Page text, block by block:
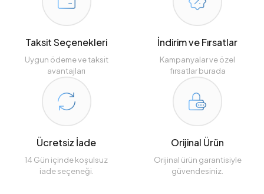
Taksit Seçenekleri
Uygun ödeme ve taksit
avantajları
İndirim ve Fırsatlar
Kampanyalar ve özel
fırsatlar burada
Ücretsiz İade
14 Gün içinde koşulsuz
iade seçeneği.
Orijinal Ürün
Orijinal ürün garantisiyle
güvendesiniz.